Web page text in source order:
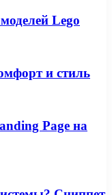
Lego
и стиль
Page на